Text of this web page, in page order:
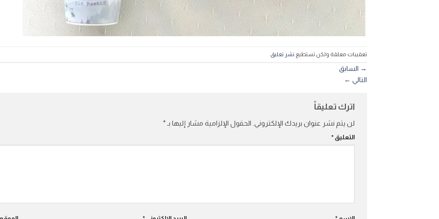
تعقيبات معلقة ولكن تستطيع نشر تعليق
→ السابق
التالي ←
اترك تعليقاً
لن يتم نشر عنوان بريدك الإلكتروني. الحقول الإلزامية مشار إليها بـ *
التعليق *